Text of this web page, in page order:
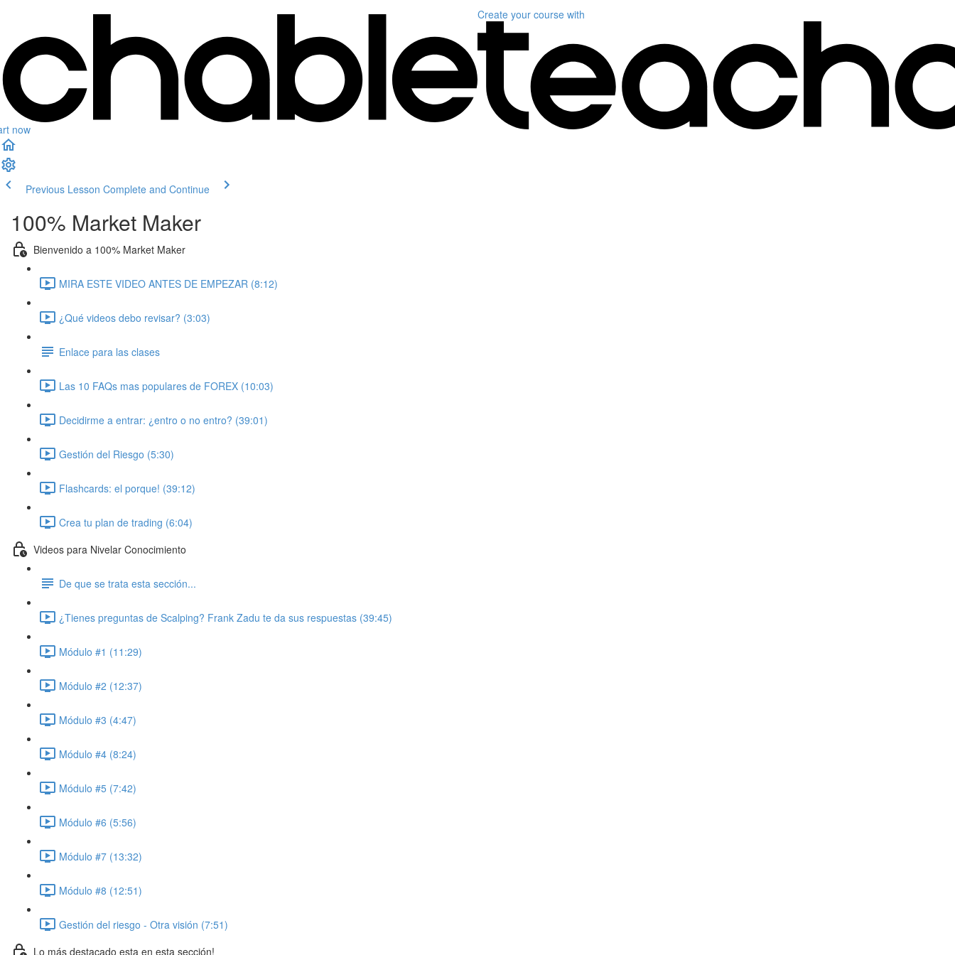
now
Create your course with
Previous Lesson Complete and Continue
100% Market Maker
Bienvenido a 100% Market Maker
MIRA ESTE VIDEO ANTES DE EMPEZAR (8:12)
¿Qué videos debo revisar? (3:03)
Enlace para las clases
Las 10 FAQs mas populares de FOREX (10:03)
Decidirme a entrar: ¿entro o no entro? (39:01)
Gestión del Riesgo (5:30)
Flashcards: el porque! (39:12)
Crea tu plan de trading (6:04)
Videos para Nivelar Conocimiento
De que se trata esta sección...
¿Tienes preguntas de Scalping? Frank Zadu te da sus respuestas (39:45)
Módulo #1 (11:29)
Módulo #2 (12:37)
Módulo #3 (4:47)
Módulo #4 (8:24)
Módulo #5 (7:42)
Módulo #6 (5:56)
Módulo #7 (13:32)
Módulo #8 (12:51)
Gestión del riesgo - Otra visión (7:51)
Lo más destacado esta en esta sección!